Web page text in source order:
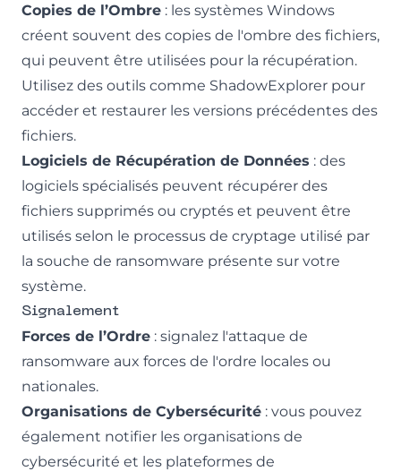
Copies de l’Ombre : les systèmes Windows
créent souvent des copies de l'ombre des fichiers,
qui peuvent être utilisées pour la récupération.
Utilisez des outils comme ShadowExplorer pour
accéder et restaurer les versions précédentes des
fichiers.
Logiciels de Récupération de Données : des
logiciels spécialisés peuvent récupérer des
fichiers supprimés ou cryptés et peuvent être
utilisés selon le processus de cryptage utilisé par
la souche de ransomware présente sur votre
système.
Signalement
Forces de l’Ordre : signalez l'attaque de
ransomware aux forces de l'ordre locales ou
nationales.
Organisations de Cybersécurité : vous pouvez
également notifier les organisations de
cybersécurité et les plateformes de